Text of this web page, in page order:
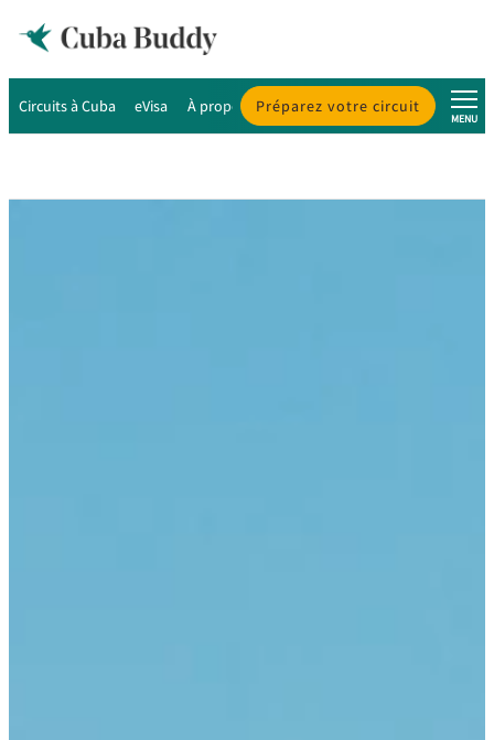
Circuits à Cuba eVisa À propos de Cuba À propos de nous
Préparez votre circuit
MENU